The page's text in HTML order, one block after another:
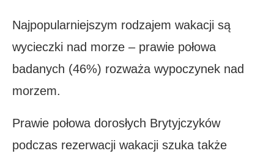
Najpopularniejszym rodzajem wakacji są
wycieczki nad morze – prawie połowa
badanych (46%) rozważa wypoczynek nad
morzem.
Prawie połowa dorosłych Brytyjczyków
podczas rezerwacji wakacji szuka także